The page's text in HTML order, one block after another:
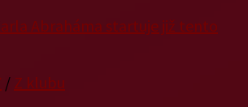
Abraháma startuje již tento
/ Z klubu